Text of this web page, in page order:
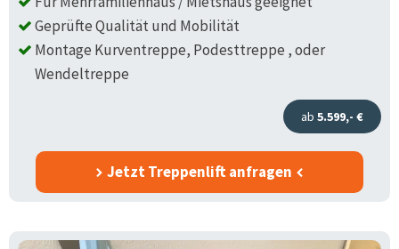
Geprüfte Qualität und Mobilität
Montage Kurventreppe, Podesttreppe , oder
Wendeltreppe
ab 5.599,- €
Jetzt Treppenlift anfragen